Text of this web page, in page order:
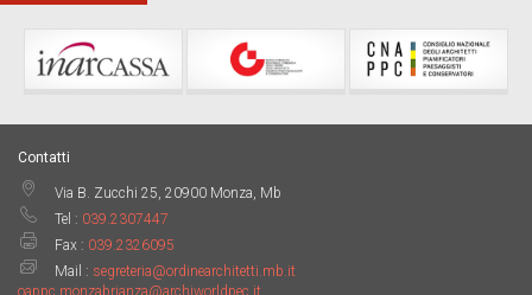
Contatti
Via B. Zucchi 25, 20900 Monza, Mb
Tel : 039.2307447
Fax : 039.2326095
Mail : segreteria@ordinearchitetti.mb.it
oappc.monzabrianza@archiworldpec.it